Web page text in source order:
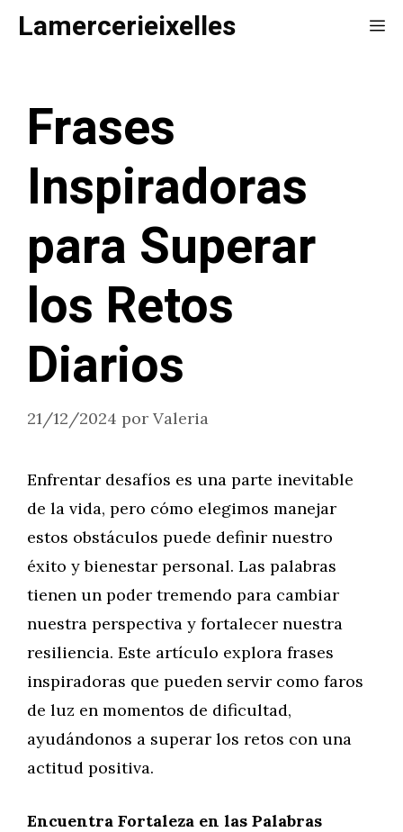
SaltarLamercerieixelles
Frases
Inspiradoras
para Superar
los Retos
Diarios
21/12/2024 por Valeria
Enfrentar desafíos es una parte inevitable
de la vida, pero cómo elegimos manejar
estos obstáculos puede definir nuestro
éxito y bienestar personal. Las palabras
tienen un poder tremendo para cambiar
nuestra perspectiva y fortalecer nuestra
resiliencia. Este artículo explora frases
inspiradoras que pueden servir como faros
de luz en momentos de dificultad,
ayudándonos a superar los retos con una
actitud positiva.
Encuentra Fortaleza en las Palabras